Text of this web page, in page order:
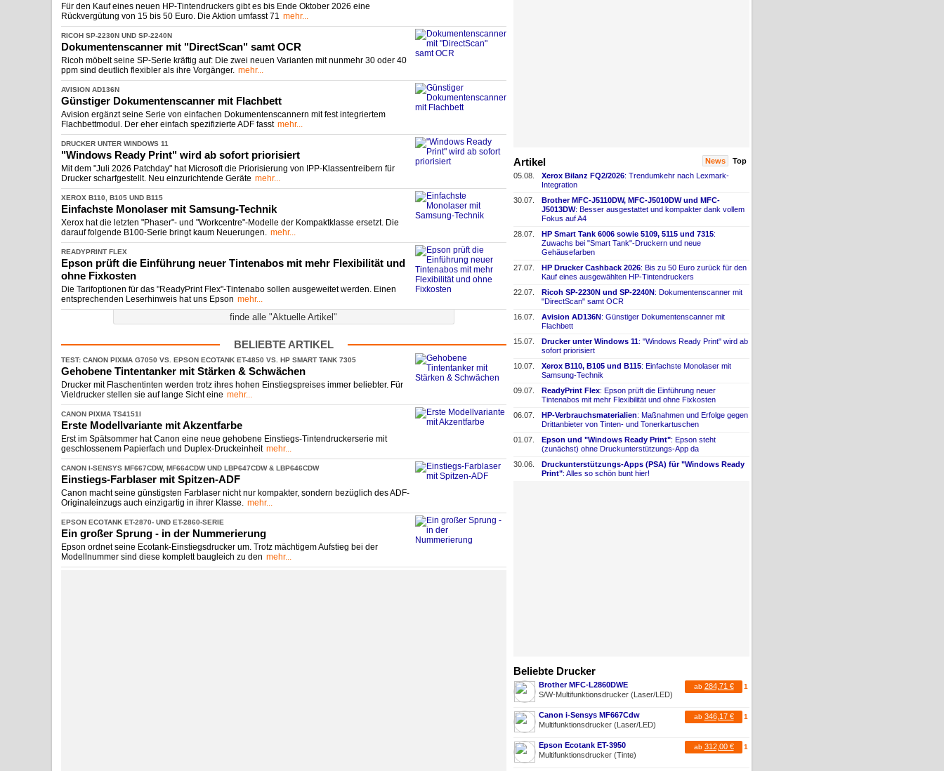
Für den Kauf eines neuen HP-Tintendruckers gibt es bis Ende Oktober 2026 eine
Rückvergütung von 15 bis 50 Euro. Die Aktion umfasst 71 mehr...
RICOH SP-​2230N UND SP-​2240N
Dokumentenscanner mit "DirectScan" samt OCR
Ricoh möbelt seine SP-Serie kräftig auf: Die zwei neuen Varianten mit nunmehr 30 oder 40
ppm sind deutlich flexibler als ihre Vorgänger. mehr...
AVISION AD136N
Günstiger Dokumentenscanner mit Flachbett
Avision ergänzt seine Serie von einfachen Dokumentenscannern mit fest integriertem
Flachbettmodul. Der eher einfach spezifizierte ADF fasst mehr...
DRUCKER UNTER WINDOWS 11
"Windows Ready Print" wird ab sofort priorisiert
Mit dem "Juli 2026 Patchday" hat Microsoft die Priorisierung von IPP-Klassentreibern für
Drucker scharfgestellt. Neu einzurichtende Geräte mehr...
XEROX B110, B105 UND B115
Einfachste Monolaser mit Samsung-​Technik
Xerox hat die letzten "Phaser"- und "Workcentre"-Modelle der Kompaktklasse ersetzt. Die
darauf folgende B100-Serie bringt kaum Neuerungen. mehr...
READYPRINT FLEX
Epson prüft die Einführung neuer Tintenabos mit mehr Flexibilität und
ohne Fixkosten
Die Tarifoptionen für das "ReadyPrint Flex"-Tintenabo sollen ausgeweitet werden. Einen
entsprechenden Leserhinweis hat uns Epson mehr...
finde alle "Aktuelle Artikel"
BELIEBTE ARTIKEL
TEST: CANON PIXMA G7050 VS. EPSON ECOTANK ET-​4850 VS. HP SMART TANK 7305
Gehobene Tintentanker mit Stärken & Schwächen
Drucker mit Flaschentinten werden trotz ihres hohen Einstiegspreises immer beliebter. Für
Vieldrucker stellen sie auf lange Sicht eine mehr...
CANON PIXMA TS4151I
Erste Modellvariante mit Akzentfarbe
Erst im Spätsommer hat Canon eine neue gehobene Einstiegs-Tintendruckerserie mit
geschlossenem Papierfach und Duplex-Druckeinheit mehr...
CANON I-​SENSYS MF667CDW, MF664CDW UND LBP647CDW & LBP646CDW
Einstiegs-​Farblaser mit Spitzen-​ADF
Canon macht seine günstigsten Farblaser nicht nur kompakter, sondern bezüglich des ADF-
Originaleinzugs auch einzigartig in ihrer Klasse. mehr...
EPSON ECOTANK ET-​2870- ​ UND ET-​2860-​SERIE
Ein großer Sprung - ​ in der Nummerierung
Epson ordnet seine Ecotank-Einstiegsdrucker um. Trotz mächtigem Aufstieg bei der
Modellnummer sind diese komplett baugleich zu den mehr...
Artikel News
Top
05.08.
Xerox Bilanz FQ2/2026: Trendumkehr nach Lexmark-
Integration
30.07.
Brother MFC-​J5110DW, MFC-​J5010DW und MFC-
J5013DW: Besser ausgestattet und kompakter dank vollem
Fokus auf A4
28.07.
HP Smart Tank 6006 sowie 5109, 5115 und 7315:
Zuwachs bei "Smart Tank"-​Druckern und neue
Gehäusefarben
27.07.
HP Drucker Cashback 2026: Bis zu 50 Euro zurück für den
Kauf eines ausgewählten HP-​Tintendruckers
22.07.
Ricoh SP-​2230N und SP-​2240N: Dokumentenscanner mit
"DirectScan" samt OCR
16.07.
Avision AD136N: Günstiger Dokumentenscanner mit
Flachbett
15.07.
Drucker unter Windows 11: "Windows Ready Print" wird ab
sofort priorisiert
10.07.
Xerox B110, B105 und B115: Einfachste Monolaser mit
Samsung-​Technik
09.07.
ReadyPrint Flex: Epson prüft die Einführung neuer
Tintenabos mit mehr Flexibilität und ohne Fixkosten
06.07.
HP-​Verbrauchsmaterialien: Maßnahmen und Erfolge gegen
Drittanbieter von Tinten- ​ und Tonerkartuschen
01.07.
Epson und "Windows Ready Print": Epson steht
(zunächst) ohne Druckunterstützungs-​App da
30.06.
Druckunterstützungs-​Apps (PSA) für "Windows Ready
Print": Alles so schön bunt hier!
Beliebte Drucker
ab 284,71 € 1
Brother MFC-L2860DWE
S/W-Multifunktionsdrucker (Laser/LED)
ab 346,17 € 1
Canon i-Sensys MF667Cdw
Multifunktionsdrucker (Laser/LED)
ab 312,00 € 1
Epson Ecotank ET-3950
Multifunktionsdrucker (Tinte)